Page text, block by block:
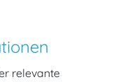
relevante